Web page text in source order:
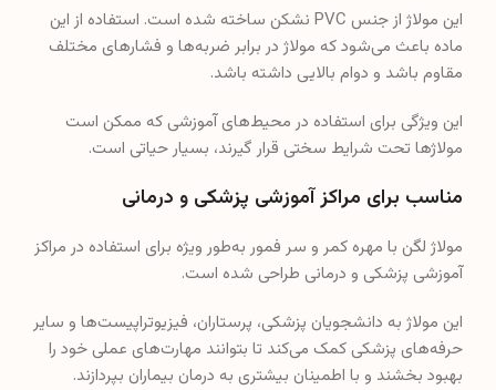
این مولاژ از جنس PVC نشکن ساخته شده است. استفاده از این
ماده باعث می‌شود که مولاژ در برابر ضربه‌ها و فشارهای مختلف
مقاوم باشد و دوام بالایی داشته باشد.
این ویژگی برای استفاده در محیط‌های آموزشی که ممکن است
مولاژها تحت شرایط سختی قرار گیرند، بسیار حیاتی است.
مناسب برای مراکز آموزشی پزشکی و درمانی
مولاژ لگن با مهره کمر و سر فمور به‌طور ویژه برای استفاده در مراکز
آموزشی پزشکی و درمانی طراحی شده است.
این مولاژ به دانشجویان پزشکی، پرستاران، فیزیوتراپیست‌ها و سایر
حرفه‌های پزشکی کمک می‌کند تا بتوانند مهارت‌های عملی خود را
بهبود بخشند و با اطمینان بیشتری به درمان بیماران بپردازند.